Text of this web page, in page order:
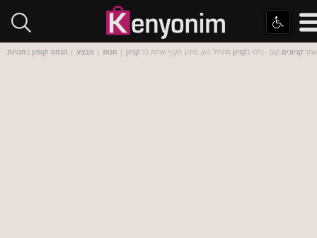
אתר קניונים.קום - בילוי בקניון מתחיל כאן. מידע מקיף אודות כל קניון | חנות | מבצע | הנחה וקופון בחנויות